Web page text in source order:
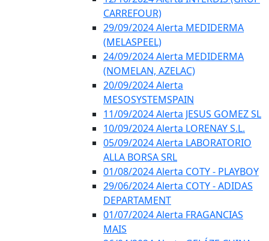
CARREFOUR)
29/09/2024 Alerta MEDIDERMA
(MELASPEEL)
24/09/2024 Alerta MEDIDERMA
(NOMELAN, AZELAC)
20/09/2024 Alerta
MESOSYSTEMSPAIN
11/09/2024 Alerta JESUS GOMEZ SL
10/09/2024 Alerta LORENAY S.L.
05/09/2024 Alerta LABORATORIO
ALLA BORSA SRL
01/08/2024 Alerta COTY - PLAYBOY
29/06/2024 Alerta COTY - ADIDAS
DEPARTAMENT
01/07/2024 Alerta FRAGANCIAS
MAIS